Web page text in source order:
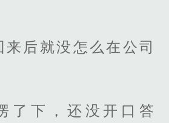
来后就没怎么在公司
了下，还没开口答